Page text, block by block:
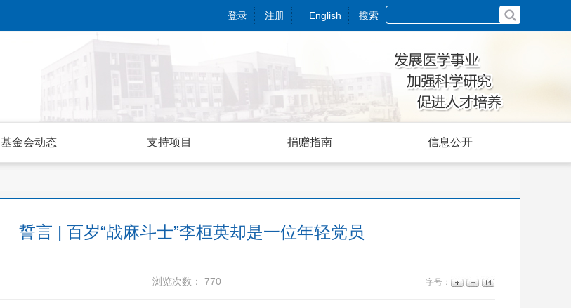
登录 注册 English 搜索
基金会动态 支持项目 捐赠指南 信息公开
誓言 | 百岁“战麻斗士”李桓英却是一位年轻党员
浏览次数： 770 字号：